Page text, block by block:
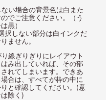
い場合の背景色は白また
でご注意ください。（う
黒）
択しない部分は白インクだ
ません。
線ぎりぎりにレイアウト
み出していれば、その部
れてしまいます。できあ
合は、すべてが枠の中に
と確認してください。(意
除く)